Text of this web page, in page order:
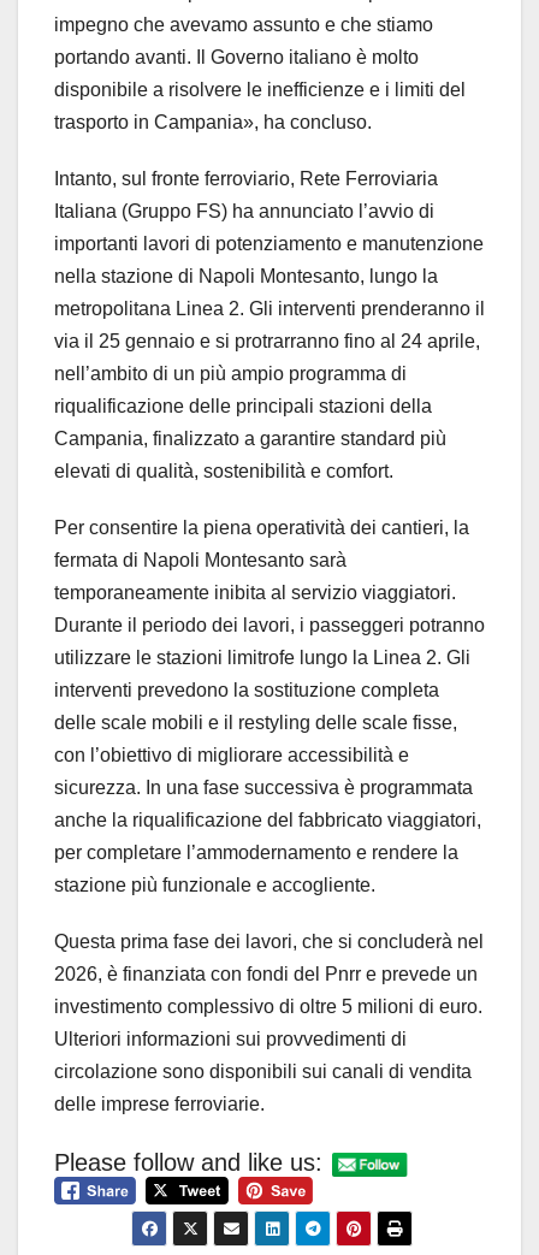
impegno che avevamo assunto e che stiamo
portando avanti. Il Governo italiano è molto
disponibile a risolvere le inefficienze e i limiti del
trasporto in Campania», ha concluso.
Intanto, sul fronte ferroviario, Rete Ferroviaria
Italiana (Gruppo FS) ha annunciato l’avvio di
importanti lavori di potenziamento e manutenzione
nella stazione di Napoli Montesanto, lungo la
metropolitana Linea 2. Gli interventi prenderanno il
via il 25 gennaio e si protrarranno fino al 24 aprile,
nell’ambito di un più ampio programma di
riqualificazione delle principali stazioni della
Campania, finalizzato a garantire standard più
elevati di qualità, sostenibilità e comfort.
Per consentire la piena operatività dei cantieri, la
fermata di Napoli Montesanto sarà
temporaneamente inibita al servizio viaggiatori.
Durante il periodo dei lavori, i passeggeri potranno
utilizzare le stazioni limitrofe lungo la Linea 2. Gli
interventi prevedono la sostituzione completa
delle scale mobili e il restyling delle scale fisse,
con l’obiettivo di migliorare accessibilità e
sicurezza. In una fase successiva è programmata
anche la riqualificazione del fabbricato viaggiatori,
per completare l’ammodernamento e rendere la
stazione più funzionale e accogliente.
Questa prima fase dei lavori, che si concluderà nel
2026, è finanziata con fondi del Pnrr e prevede un
investimento complessivo di oltre 5 milioni di euro.
Ulteriori informazioni sui provvedimenti di
circolazione sono disponibili sui canali di vendita
delle imprese ferroviarie.
Please follow and like us: